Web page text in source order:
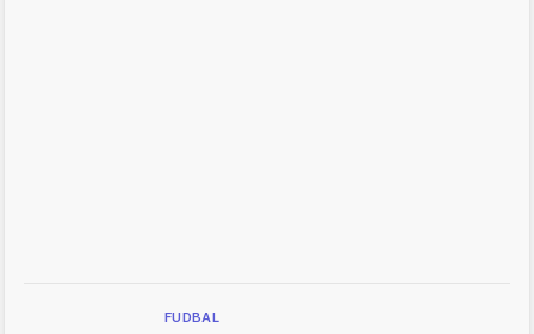
FUDBAL